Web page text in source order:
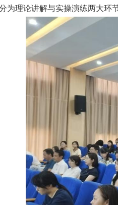
为理论讲解与实操演练两大环